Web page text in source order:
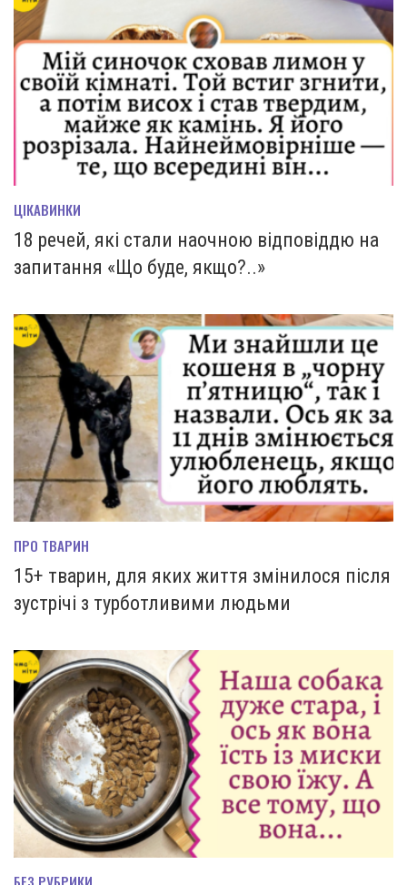
ЦІКАВИНКИ
18 речей, які стали наочною відповіддю на
запитання «Що буде, якщо?..»
ПРО ТВАРИН
15+ тварин, для яких життя змінилося після
зустрічі з турботливими людьми